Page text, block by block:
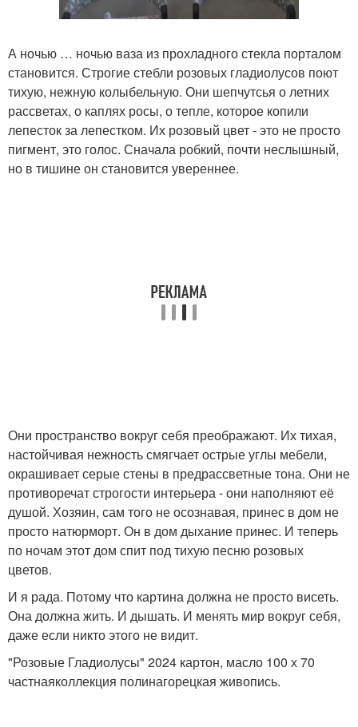
А ночью … ночью ваза из прохладного стекла порталом
становится. Строгие стебли розовых гладиолусов поют
тихую, нежную колыбельную. Они шепчутсья о летних
рассветах, о каплях росы, о тепле, которое копили
лепесток за лепестком. Их розовый цвет - это не просто
пигмент, это голос. Сначала робкий, почти неслышный,
но в тишине он становится увереннее.
Они пространство вокруг себя преображают. Их тихая,
настойчивая нежность смягчает острые углы мебели,
окрашивает серые стены в предрассветные тона. Они не
противоречат строгости интерьера - они наполняют её
душой. Хозяин, сам того не осознавая, принес в дом не
просто натюрморт. Он в дом дыхание принес. И теперь
по ночам этот дом спит под тихую песню розовых
цветов.
И я рада. Потому что картина должна не просто висеть.
Она должна жить. И дышать. И менять мир вокруг себя,
даже если никто этого не видит.
"Розовые Гладиолусы" 2024 картон, масло 100 х 70
частнаяколлекция полинагорецкая живопись.